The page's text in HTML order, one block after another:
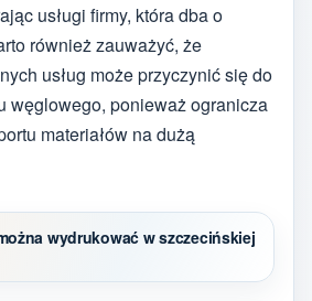
usługi firmy, która dba o
również zauważyć, że
usług może przyczynić się do
węglowego, ponieważ ogranicza
materiałów na dużą
wydrukować w szczecińskiej